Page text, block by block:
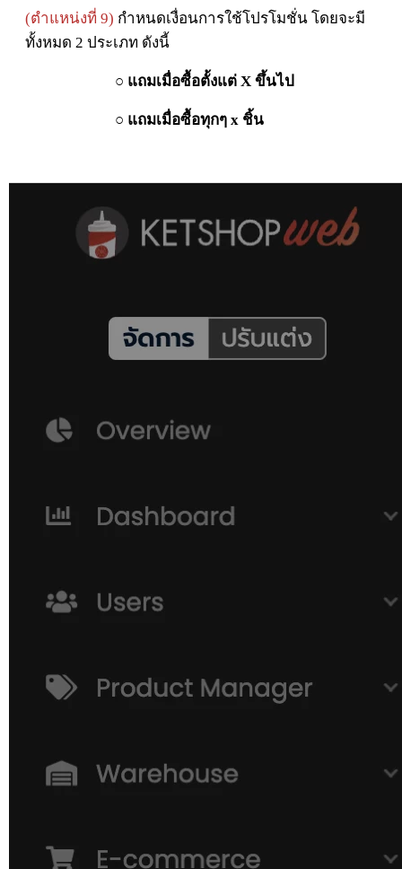
(ตำแหน่งที่ 9) กำหนดเงื่อนการใช้โปรโมชั่น โดยจะมี
ทั้งหมด 2 ประเภท ดังนี้
○ แถมเมื่อซื้อตั้งแต่ X ขึ้นไป
○ แถมเมื่อซื้อทุกๆ x ชิ้น